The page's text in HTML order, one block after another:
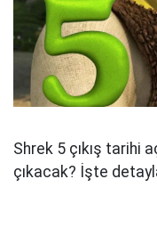
Shrek 5 çıkış tarihi
çıkacak? İşte